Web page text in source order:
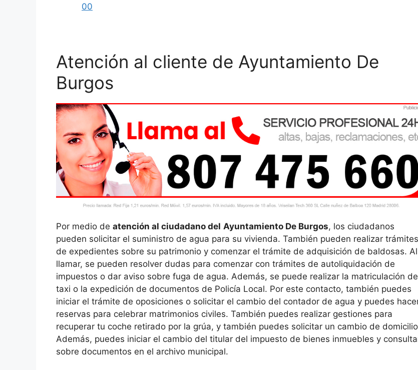
00
Atención al cliente de Ayuntamiento De
Burgos
Por medio de atención al ciudadano del Ayuntamiento De Burgos, los ciudadanos
pueden solicitar el suministro de agua para su vivienda. También pueden realizar trámites
de expedientes sobre su patrimonio y comenzar el trámite de adquisición de baldosas. Al
llamar, se pueden resolver dudas para comenzar con trámites de autoliquidación de
impuestos o dar aviso sobre fuga de agua. Además, se puede realizar la matriculación de
taxi o la expedición de documentos de Policía Local. Por este contacto, también puedes
iniciar el trámite de oposiciones o solicitar el cambio del contador de agua y puedes
reservas para celebrar matrimonios civiles. También puedes realizar gestiones para
recuperar tu coche retirado por la grúa, y también puedes solicitar un cambio de
Además, puedes iniciar el cambio del titular del impuesto de bienes inmuebles y
sobre documentos en el archivo municipal.